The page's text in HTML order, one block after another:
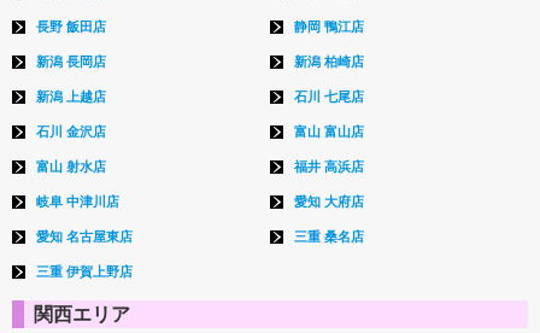
長野 飯田店 静岡 鴨江店
新潟 長岡店 新潟 柏崎店
新潟 上越店 石川 七尾店
石川 金沢店 富山 富山店
富山 射水店 福井 高浜店
岐阜 中津川店 愛知 大府店
愛知 名古屋東店 三重 桑名店
三重 伊賀上野店
関西エリア